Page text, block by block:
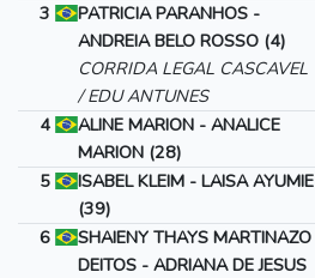
3
PATRICIA PARANHOS -
ANDREIA BELO ROSSO (4)
CORRIDA LEGAL CASCAVEL
/ EDU ANTUNES
4
ALINE MARION - ANALICE
MARION (28)
5
ISABEL KLEIM - LAISA AYUMIE
(39)
6
SHAIENY THAYS MARTINAZO
DEITOS - ADRIANA DE JESUS